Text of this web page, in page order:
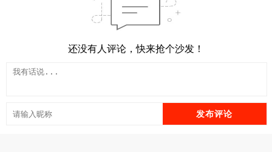
还没有人评论，快来抢个沙发！
发布评论